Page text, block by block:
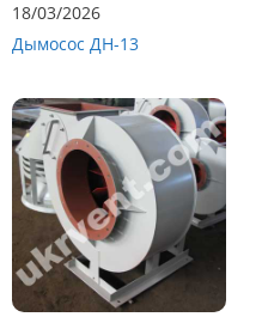
18/03/2026
Дымосос ДН-13